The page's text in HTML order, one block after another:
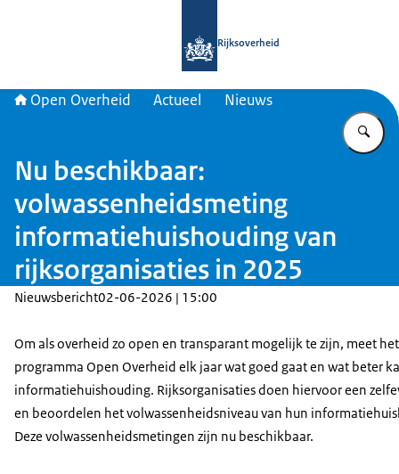
Rijksoverheid
Open Overheid Actueel Nieuws
Nu beschikbaar:
volwassenheidsmeting
informatiehuishouding van
rijksorganisaties in 2025
Nieuwsbericht02-06-2026 | 15:00
Om als overheid zo open en transparant mogelijk te zijn, meet het
programma Open Overheid elk jaar wat goed gaat en wat beter
informatiehuishouding. Rijksorganisaties doen hiervoor een
en beoordelen het volwassenheidsniveau van hun
Deze volwassenheidsmetingen zijn nu beschikbaar.